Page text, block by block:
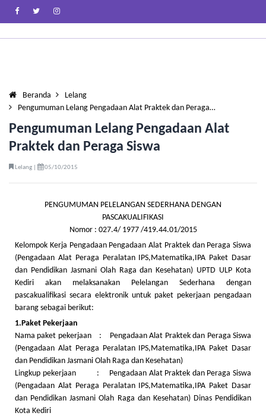
Beranda
Lelang
Pengumuman Lelang Pengadaan Alat Praktek dan Peraga…
Pengumuman Lelang Pengadaan Alat
Praktek dan Peraga Siswa
Lelang | 05/10/2015
PENGUMUMAN PELELANGAN SEDERHANA DENGAN
PASCAKUALIFIKASI
Nomor : 027.4/ 1977 /419.44.01/2015
Kelompok Kerja Pengadaan Pengadaan Alat Praktek dan Peraga Siswa
(Pengadaan Alat Peraga Peralatan IPS,Matematika,IPA Paket Dasar
dan Pendidikan Jasmani Olah Raga dan Kesehatan) UPTD ULP Kota
Kediri akan melaksanakan Pelelangan Sederhana dengan
pascakualifikasi secara elektronik untuk paket pekerjaan pengadaan
barang sebagai berikut:
1.Paket Pekerjaan
Nama paket pekerjaan : Pengadaan Alat Praktek dan Peraga Siswa
(Pengadaan Alat Peraga Peralatan IPS,Matematika,IPA Paket Dasar
dan Pendidikan Jasmani Olah Raga dan Kesehatan)
Lingkup pekerjaan : Pengadaan Alat Praktek dan Peraga Siswa
(Pengadaan Alat Peraga Peralatan IPS,Matematika,IPA Paket Dasar
dan Pendidikan Jasmani Olah Raga dan Kesehatan) Dinas Pendidikan
Kota Kediri